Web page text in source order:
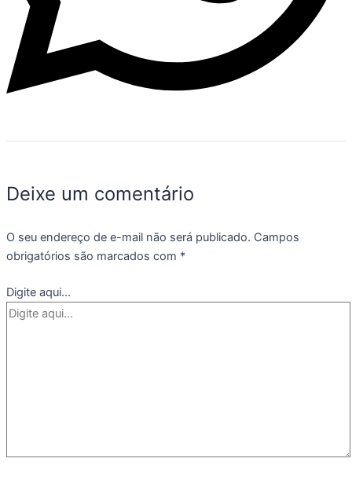
Deixe um comentário
O seu endereço de e-mail não será publicado. Campos
obrigatórios são marcados com *
Digite aqui...